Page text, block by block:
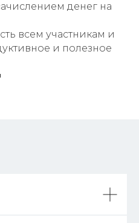
денег на
всем участникам и
и полезное